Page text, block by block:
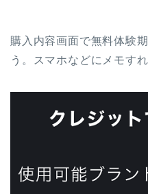
購入内容画面で無料体験
う。スマホなどにメモす